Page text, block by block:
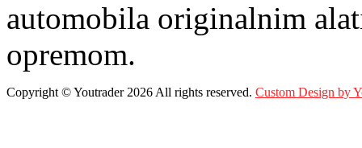
automobila originalnim
opremom.
Copyright ©Youtrader2026 All rights reserved. Custom Design by